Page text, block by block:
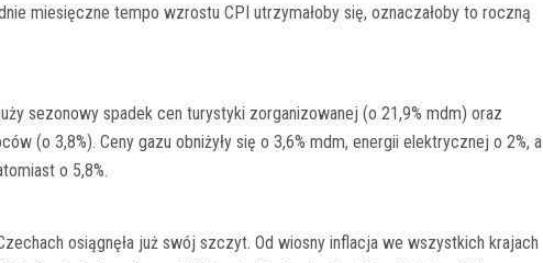
miesięczne tempo wzrostu CPI utrzymałoby się, oznaczałoby to roczną
sezonowy spadek cen turystyki zorganizowanej (o 21,9% mdm) oraz
(o 3,8%). Ceny gazu obniżyły się o 3,6% mdm, energii elektrycznej o 2%, a
o 5,8%.
osiągnęła już swój szczyt. Od wiosny inflacja we wszystkich krajach